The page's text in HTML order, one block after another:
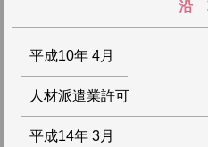
沿
平成10年 4月
人材派遣業許可
平成14年 3月